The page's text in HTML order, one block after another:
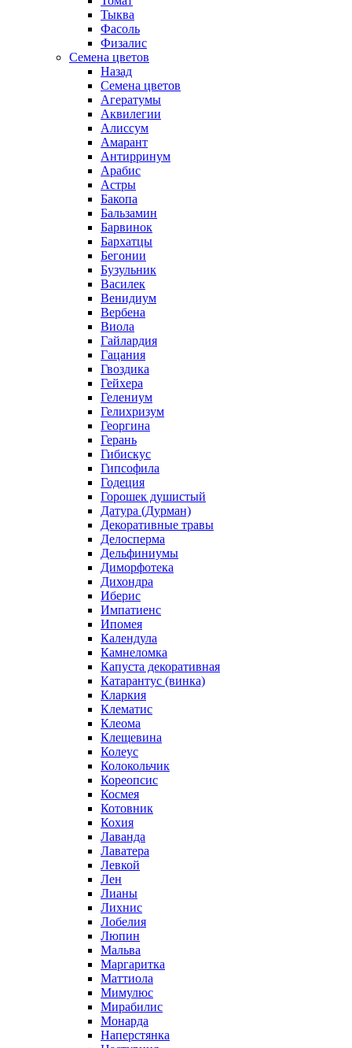
Тыква
Фасоль
Физалис
Семена цветов
Назад
Семена цветов
Агератумы
Аквилегии
Алиссум
Амарант
Антирринум
Арабис
Астры
Бакопа
Бальзамин
Барвинок
Бархатцы
Бегонии
Бузульник
Василек
Венидиум
Вербена
Виола
Гайлардия
Гацания
Гвоздика
Гейхера
Гелениум
Гелихризум
Георгина
Герань
Гибискус
Гипсофила
Годеция
Горошек душистый
Датура (Дурман)
Декоративные травы
Делосперма
Дельфиниумы
Диморфотека
Дихондра
Иберис
Импатиенс
Ипомея
Календула
Камнеломка
Капуста декоративная
Катарантус (винка)
Кларкия
Клематис
Клеома
Клещевина
Колеус
Колокольчик
Кореопсис
Космея
Котовник
Кохия
Лаванда
Лаватера
Левкой
Лен
Лианы
Лихнис
Лобелия
Люпин
Мальва
Маргаритка
Маттиола
Мимулюс
Мирабилис
Монарда
Наперстянка